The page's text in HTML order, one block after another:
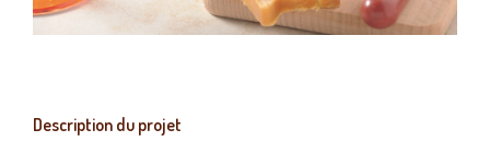
Description du projet